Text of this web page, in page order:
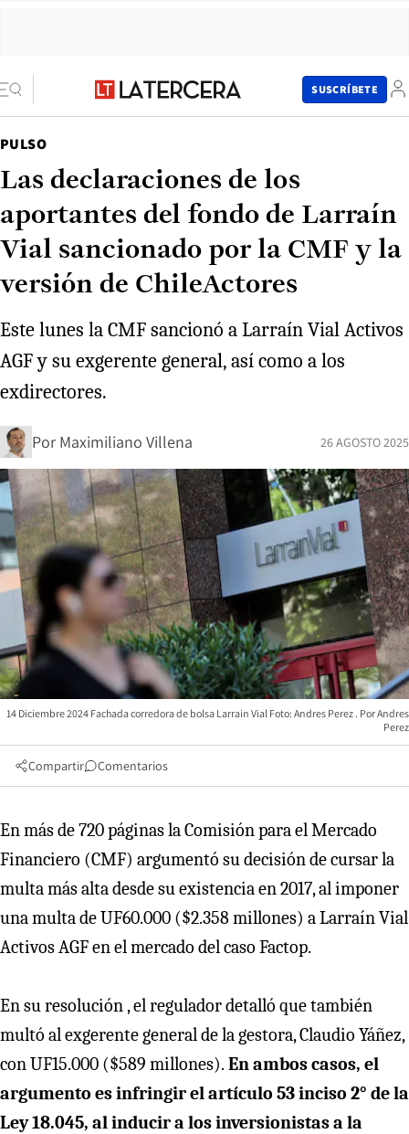
SUSCRÍBETE
PULSO
Las declaraciones de los
aportantes del fondo de Larraín
Vial sancionado por la CMF y la
versión de ChileActores
Este lunes la CMF sancionó a Larraín Vial Activos
AGF y su exgerente general, así como a los
exdirectores.
Por Maximiliano Villena 26 AGOSTO 2025
14 Diciembre 2024 Fachada corredora de bolsa Larrain Vial Foto: Andres Perez
Andres
Perez
Compartir Comentarios
En más de 720 páginas la Comisión para el Mercado
Financiero (CMF) argumentó su decisión de cursar la
multa más alta desde su existencia en 2017, al imponer
una multa de UF60.000 ($2.358 millones) a Larraín Vial
Activos AGF en el mercado del caso Factop.
En su resolución , el regulador detalló que también
multó al exgerente general de la gestora, Claudio Yáñez,
con UF15.000 ($589 millones). En ambos casos, el
argumento es infringir el artículo 53 inciso 2° de la
Ley 18.045, al inducir a los inversionistas a la